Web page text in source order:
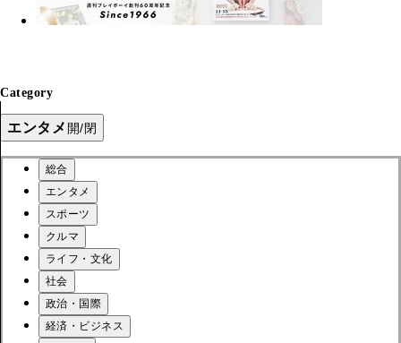
Category
エンタメ 開/閉
総合
エンタメ
スポーツ
クルマ
ライフ・文化
社会
政治・国際
経済・ビジネス